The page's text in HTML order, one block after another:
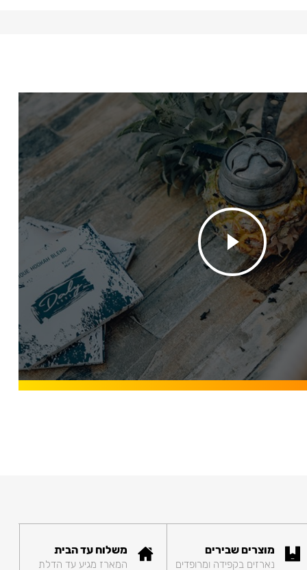
מוצרים שבירים
נארזים בקפידה ומרופדים
משלוח עד הבית
המארז מגיע עד הדלת